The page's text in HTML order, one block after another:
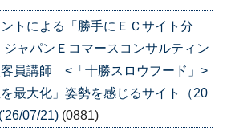
ントによる「勝手にＥＣサイト分
ャパンＥコマースコンサルティン
員講師 <「十勝スロウフード」>
最大化」姿勢を感じるサイト（20
07/21) (0881)